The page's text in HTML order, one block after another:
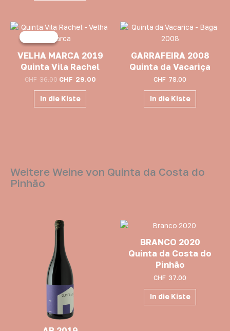
VELHA MARCA 2019
Quinta Vila Rachel
CHF 36.00
Ursprünglicher
war:
CHF 29.00
Aktueller
In die Kiste
GARRAFEIRA 2008
Quinta da Vacariça
CHF 78.00
In die Kiste
Weitere Weine von Quinta da Costa do
Pinhão
BRANCO 2020
Quinta da Costa do
Pinhão
CHF 37.00
In die Kiste